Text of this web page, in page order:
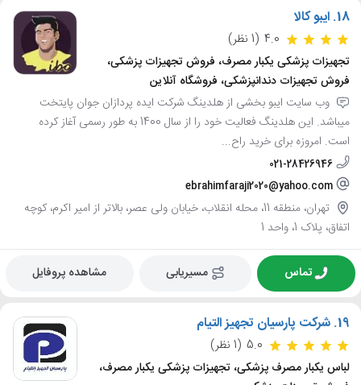
18. ایبو کالا
4.0 (1 نظر)
تجهیزات پزشکی یکبار مصرف، فروش تجهیزات پزشکی،
فروش تجهیزات دندانپزشکی، فروشگاه آنلاین
وب سایت ایبو بخشی از هلدینگ شرکت ایده پردازان جوان پایتخت
میباشد. این هلدینگ فعالیت خود را از سال 1400 به طور رسمی آغاز کرده
است. امروزه برای خرید راح...
021-28426946
ebrahimfaraji2020@yahoo.com
تهران، منطقه 11، محله انقلاب، خیابان ولی عصر، بالاتر از امیر اکرم، کوچه
اتفاق، پلاک 1، واحد 1
تماس مسیریابی مشاهده پروفایل
19. شرکت پارسیان تجهیز التیام
5.0 (1 نظر)
لباس یکبار مصرف پزشکی، تجهیزات پزشکی یکبار مصرف،